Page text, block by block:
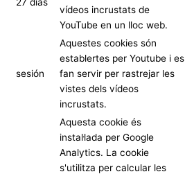
vídeos incrustats de
YouTube en un lloc web.
sesión
Aquestes cookies són
establertes per Youtube i es
fan servir per rastrejar les
vistes dels vídeos
incrustats.
Aquesta cookie és
instal·lada per Google
Analytics. La cookie
s'utilitza per calcular les